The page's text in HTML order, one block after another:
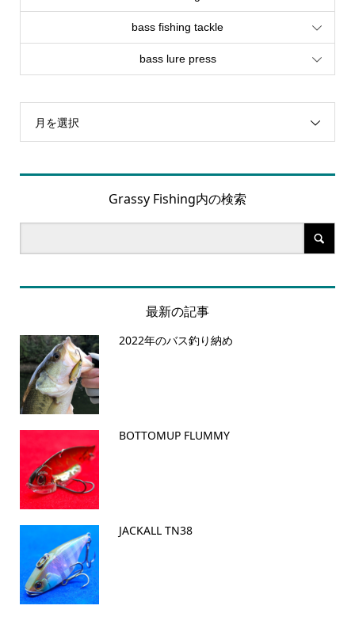
bass fishing tackle
bass lure press
月を選択
Grassy Fishing内の検索
最新の記事
2022年のバス釣り納め
BOTTOMUP FLUMMY
JACKALL TN38